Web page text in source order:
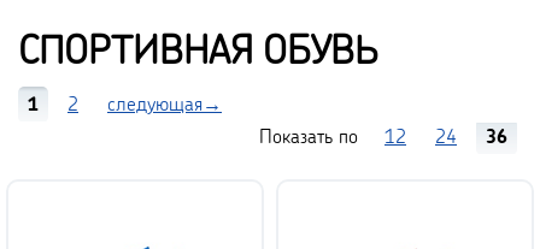
СПОРТИВНАЯ ОБУВЬ
1 2
следующая→
Показать по
12 24 36